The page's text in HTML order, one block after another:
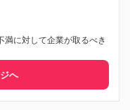
満に対して企業が取るべき
へ